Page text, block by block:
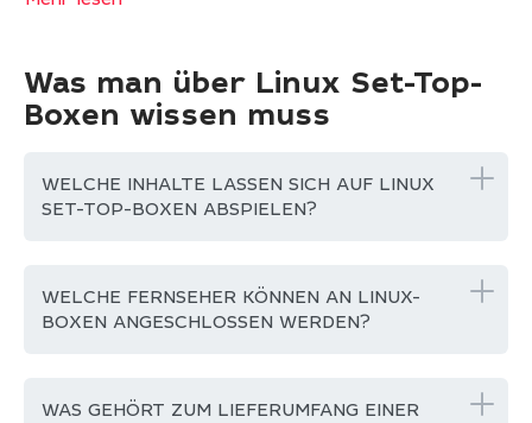
Was man über Linux Set-Top-
Boxen wissen muss
WELCHE INHALTE LASSEN SICH AUF LINUX
SET-TOP-BOXEN ABSPIELEN?
WELCHE FERNSEHER KÖNNEN AN LINUX-
BOXEN ANGESCHLOSSEN WERDEN?
WAS GEHÖRT ZUM LIEFERUMFANG EINER